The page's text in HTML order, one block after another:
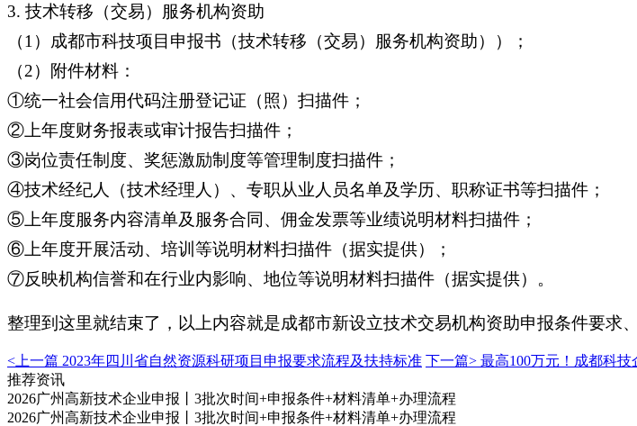
3. 技术转移（交易）服务机构资助
（1）成都市科技项目申报书（技术转移（交易）服务机构资助））；
（2）附件材料：
①统一社会信用代码注册登记证（照）扫描件；
②上年度财务报表或审计报告扫描件；
③岗位责任制度、奖惩激励制度等管理制度扫描件；
④技术经纪人（技术经理人）、专职从业人员名单及学历、职称证书等扫描件；
⑤上年度服务内容清单及服务合同、佣金发票等业绩说明材料扫描件；
⑥上年度开展活动、培训等说明材料扫描件（据实提供）；
⑦反映机构信誉和在行业内影响、地位等说明材料扫描件（据实提供）。
整理到这里就结束了，以上内容就是成都市新设立技术交易机构资助申报条件要求
<上一篇 2023年四川省自然资源科研项目申报要求流程及扶持标准 下一篇> 最高100万元！成都科
推荐资讯
2026广州高新技术企业申报丨3批次时间+申报条件+材料清单+办理流程
2026广州高新技术企业申报丨3批次时间+申报条件+材料清单+办理流程